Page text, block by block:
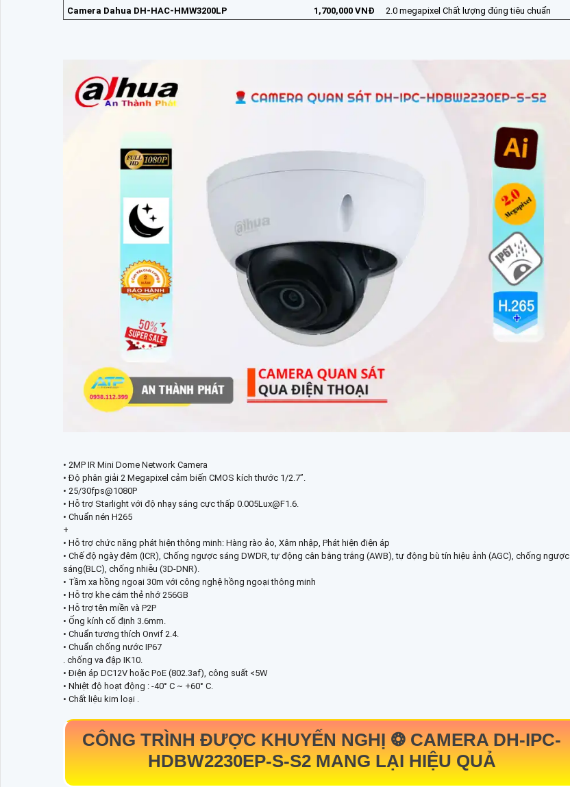
Camera Dahua DH-HAC-HMW3200LP
1,700,000 VNĐ 2.0 megapixel Chất lượng đúng tiêu chuẩn
• 2MP IR Mini Dome Network Camera
• Độ phân giải 2 Megapixel cảm biến CMOS kích thước 1/2.7”.
• 25/30fps@1080P
• Hỗ trợ Starlight với độ nhạy sáng cực thấp 0.005Lux@F1.6.
• Chuẩn nén H265
+
• Hỗ trợ chức năng phát hiện thông minh: Hàng rào ảo, Xâm nhập, Phát hiện điện áp
• Chế độ ngày đêm (ICR), Chống ngược sáng DWDR, tự động cân bằng trắng (AWB), tự động bù tín hiệu ảnh (AGC), chống ngược
sáng(BLC), chống nhiễu (3D-DNR).
• Tầm xa hồng ngoại 30m với công nghệ hồng ngoại thông minh
• Hỗ trợ khe cắm thẻ nhớ 256GB
• Hỗ trợ tên miền và P2P
• Ống kính cố định 3.6mm.
• Chuẩn tương thích Onvif 2.4.
• Chuẩn chống nước IP67
. chống va đập IK10.
• Điện áp DC12V hoặc PoE (802.3af), công suất <5W
• Nhiệt độ hoạt động : -40° C ~ +60° C.
• Chất liệu kim loại .
CÔNG TRÌNH ĐƯỢC KHUYẾN NGHỊ ❂ CAMERA DH-IPC-
HDBW2230EP-S-S2 MANG LẠI HIỆU QUẢ